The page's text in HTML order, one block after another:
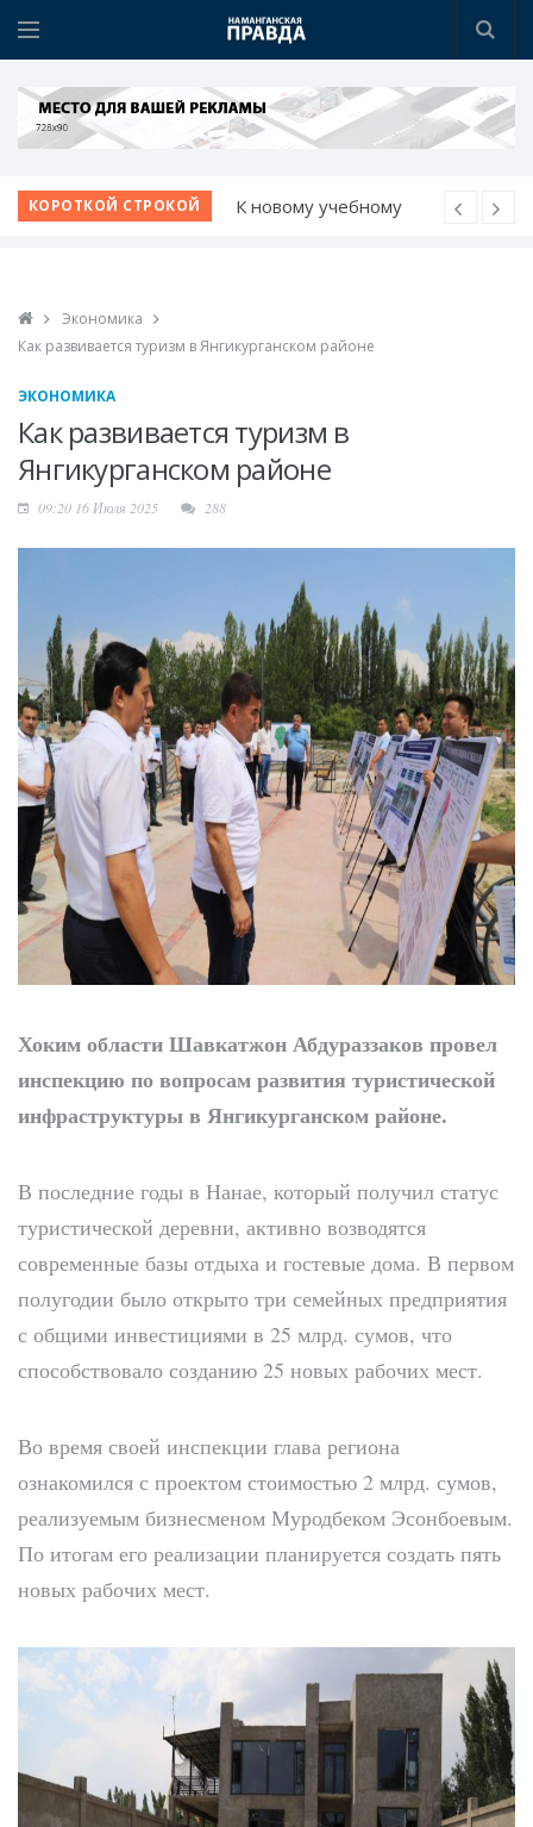
КОРОТКОЙ СТРОКОЙ
году - с новыми
проблемные махалли
трибунах
Точки роста
Нарынского района
преобразования
продолжаются
Экономика
Как развивается туризм в Янгикурганском районе
ЭКОНОМИКА
Как развивается туризм в
Янгикурганском районе
09:20 16 Июля 2025 288
Хоким области Шавкатжон Абдураззаков провел
инспекцию по вопросам развития туристической
инфраструктуры в Янгикурганском районе.
В последние годы в Нанае, который получил статус
туристической деревни, активно возводятся
современные базы отдыха и гостевые дома. В первом
полугодии было открыто три семейных предприятия
с общими инвестициями в 25 млрд. сумов, что
способствовало созданию 25 новых рабочих мест.
Во время своей инспекции глава региона
ознакомился с проектом стоимостью 2 млрд. сумов,
реализуемым бизнесменом Муродбеком Эсонбоевым.
По итогам его реализации планируется создать пять
новых рабочих мест.